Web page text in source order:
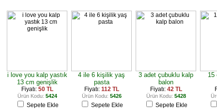
i love you kalp yastık
13 cm genişlik
Fiyatı: 50 TL
Ürün Kodu: 5424
Sepete Ekle
4 ile 6 kişilik yaş
pasta
Fiyatı: 112 TL
Ürün Kodu: 5426
Sepete Ekle
3 adet çubuklu kalp
balon
Fiyatı: 42 TL
Ürün Kodu: 5428
Sepete Ekle
15